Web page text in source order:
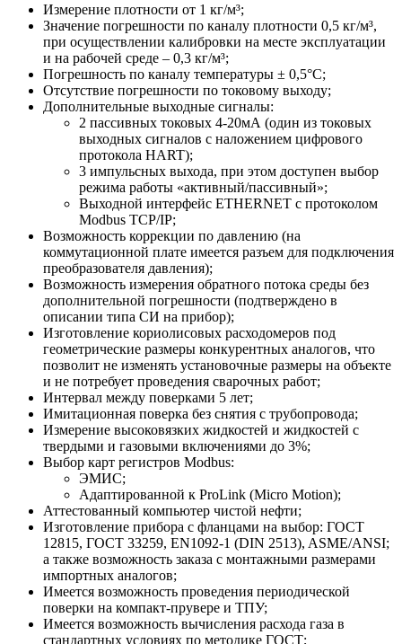
Измерение плотности от 1 кг/м³;
Значение погрешности по каналу плотности 0,5 кг/м³,
при осуществлении калибровки на месте эксплуатации
и на рабочей среде – 0,3 кг/м³;
Погрешность по каналу температуры ± 0,5°С;
Отсутствие погрешности по токовому выходу;
Дополнительные выходные сигналы:
2 пассивных токовых 4-20мА (один из токовых
выходных сигналов с наложением цифрового
протокола HART);
3 импульсных выхода, при этом доступен выбор
режима работы «активный/пассивный»;
Выходной интерфейс ETHERNET с протоколом
Modbus TCP/IP;
Возможность коррекции по давлению (на
коммутационной плате имеется разъем для подключения
преобразователя давления);
Возможность измерения обратного потока среды без
дополнительной погрешности (подтверждено в
описании типа СИ на прибор);
Изготовление кориолисовых расходомеров под
геометрические размеры конкурентных аналогов, что
позволит не изменять установочные размеры на объекте
и не потребует проведения сварочных работ;
Интервал между поверками 5 лет;
Имитационная поверка без снятия с трубопровода;
Измерение высоковязких жидкостей и жидкостей с
твердыми и газовыми включениями до 3%;
Выбор карт регистров Modbus:
ЭМИС;
Адаптированной к ProLink (Micro Motion);
Аттестованный компьютер чистой нефти;
Изготовление прибора с фланцами на выбор: ГОСТ
12815, ГОСТ 33259, EN1092-1 (DIN 2513), ASME/ANSI;
а также возможность заказа с монтажными размерами
импортных аналогов;
Имеется возможность проведения периодической
поверки на компакт-прувере и ТПУ;
Имеется возможность вычисления расхода газа в
стандартных условиях по методике ГОСТ;